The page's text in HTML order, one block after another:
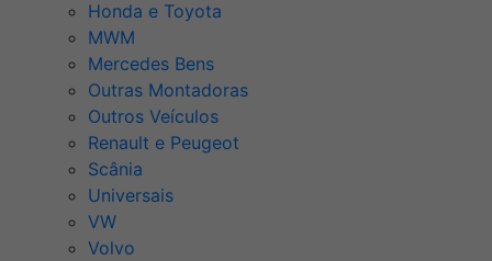
Honda e Toyota
MWM
Mercedes Bens
Outras Montadoras
Outros Veículos
Renault e Peugeot
Scânia
Universais
VW
Volvo